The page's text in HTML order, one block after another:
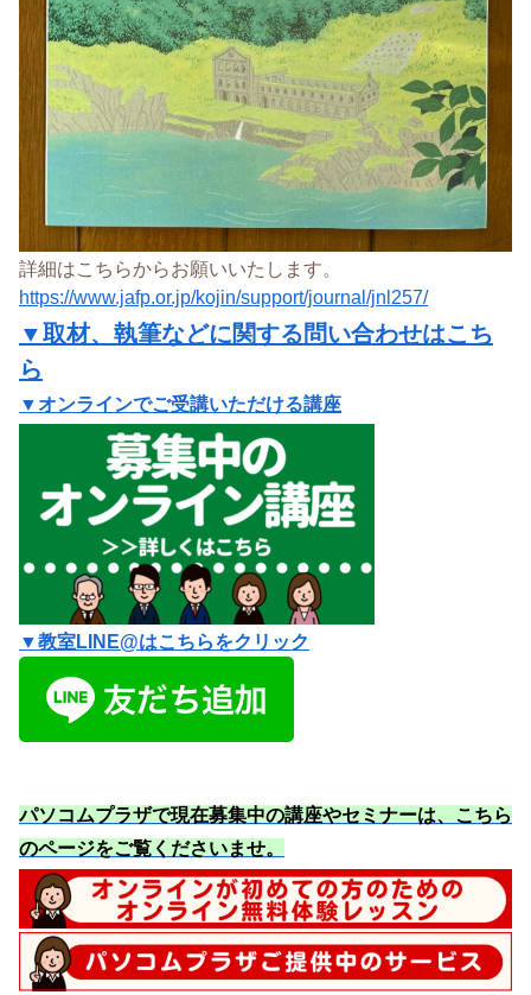
詳細はこちらからお願いいたします。
https://www.jafp.or.jp/kojin/support/journal/jnl257/
▼取材、執筆などに関する問い合わせはこち
ら
▼オンラインでご受講いただける講座
▼教室LINE@はこちらをクリック
パソコムプラザで現在募集中の講座やセミナーは、こちら
のページをご覧くださいませ。